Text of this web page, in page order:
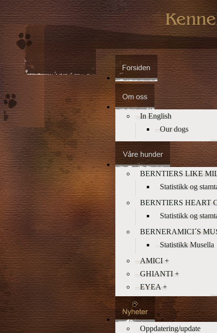
In English
Our dogs
BERNTIERS LIKE
Statistikk og
BERNTIERS HEART
Statistikk og
BERNERAMICI´S
Statistikk Musella
AMICI +
GHIANTI +
EYEA +
Oppdatering/update